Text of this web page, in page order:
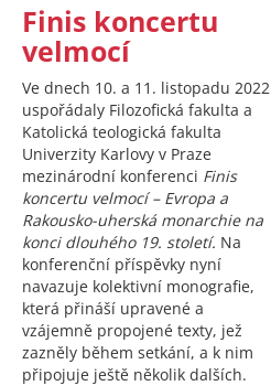
Finis koncertu
velmocí
Ve dnech 10. a 11. listopadu 2022
uspořádaly Filozofická fakulta a
Katolická teologická fakulta
Univerzity Karlovy v Praze
mezinárodní konferenci Finis
koncertu velmocí – Evropa a
Rakousko-uherská monarchie na
konci dlouhého 19. století. Na
konferenční příspěvky nyní
navazuje kolektivní monografie,
která přináší upravené a
vzájemně propojené texty, jež
zazněly během setkání, a k nim
připojuje ještě několik dalších.